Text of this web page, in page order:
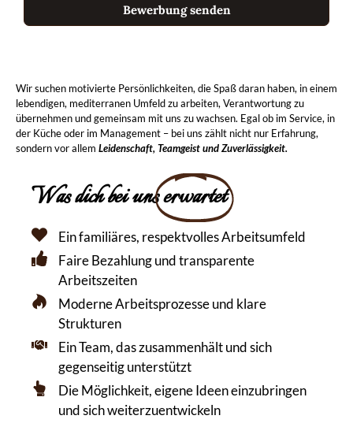
Bewerbung senden
Wir suchen motivierte Persönlichkeiten, die Spaß daran haben, in einem
lebendigen, mediterranen Umfeld zu arbeiten, Verantwortung zu
übernehmen und gemeinsam mit uns zu wachsen. Egal ob im Service, in
der Küche oder im Management – bei uns zählt nicht nur Erfahrung,
sondern vor allem Leidenschaft, Teamgeist und Zuverlässigkeit.
Was dich bei unserwartet
Ein familiäres, respektvolles Arbeitsumfeld
Faire Bezahlung und transparente
Arbeitszeiten
Moderne Arbeitsprozesse und klare
Strukturen
Ein Team, das zusammenhält und sich
gegenseitig unterstützt
Die Möglichkeit, eigene Ideen einzubringen
und sich weiterzuentwickeln